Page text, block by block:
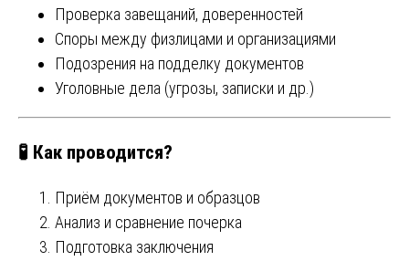
Проверка завещаний, доверенностей
Споры между физлицами и организациями
Подозрения на подделку документов
Уголовные дела (угрозы, записки и др.)
🧪 Как проводится?
Приём документов и образцов
Анализ и сравнение почерка
Подготовка заключения